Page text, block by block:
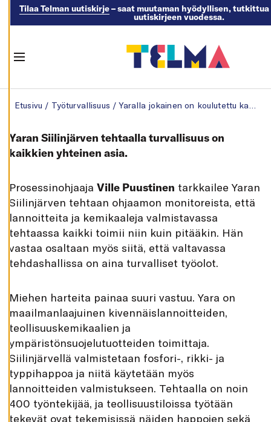
E
E
S
E
K
S
I
A
I
L
L
Ä
I
K
K
I
Y
V
Ä
K
A
I
Tilaa Telman uutiskirje– saat muutaman hyödyllisen,
uutiskirjeen vuodessa.
Etusivu / Työturvallisuus /
Yaran Siilinjärven tehtaalla turvallisuus on
kaikkien yhteinen asia.
Prosessinohjaaja Ville Puustinen tarkkailee Yaran
Siilinjärven tehtaan ohjaamon monitoreista, että
lannoitteita ja kemikaaleja valmistavassa
tehtaassa kaikki toimii niin kuin pitääkin. Hän
vastaa osaltaan myös siitä, että valtavassa
tehdashallissa on aina turvalliset työolot.
Miehen harteita painaa suuri vastuu. Yara on
maailmanlaajuinen kivennäislannoitteiden,
teollisuuskemikaalien ja
ympäristönsuojelutuotteiden toimittaja.
Siilinjärvellä valmistetaan fosfori-, rikki- ja
typpihappoa ja niitä käytetään myös
lannoitteiden valmistukseen. Tehtaalla on noin
400 työntekijää, ja teollisuustiloissa työtään
tekevät ovat tekemisissä näiden happojen sekä